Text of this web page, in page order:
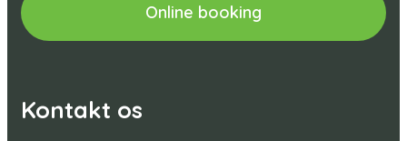
Online booking
Kontakt os